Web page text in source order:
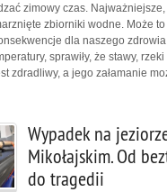
zimowy czas. Najważniejsze,
zbiorniki wodne. Może
dla naszego
sprawiły, że stawy,
zdradliwy, a jego załamanie
Wypadek na
Mikołajskim. Od
do tragedii